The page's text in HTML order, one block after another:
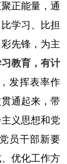
正能量 ，通
学习、比担
先锋，为主
教育，有计
发挥表率作
通起来，带
义思想和党
员干部新要
优化工作方